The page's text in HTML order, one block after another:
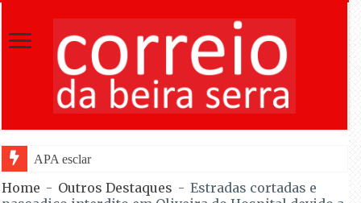
APA esclarece regras e permite venda de
Home - Outros Destaques - Estradas cortadas e